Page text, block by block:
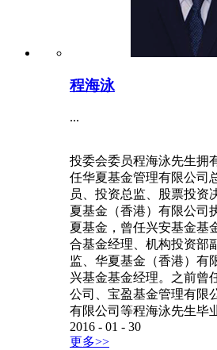
程海泳
...
投委会委员程海泳先生拥
任华夏基金管理有限公司
员、投资总监、股票投资
夏基金（香港）有限公司
夏基金，曾任兴安基金基
合基金经理、机构投资部
监、华夏基金（香港）有
兴基金基金经理。之前曾
公司、宝盈基金管理有限
有限公司等程海泳先生毕
2016 - 01 - 30
更多>>